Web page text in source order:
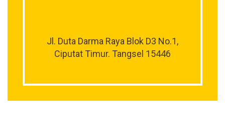
Jl. Duta Darma Raya Blok D3 No.1,
Ciputat Timur. Tangsel 15446